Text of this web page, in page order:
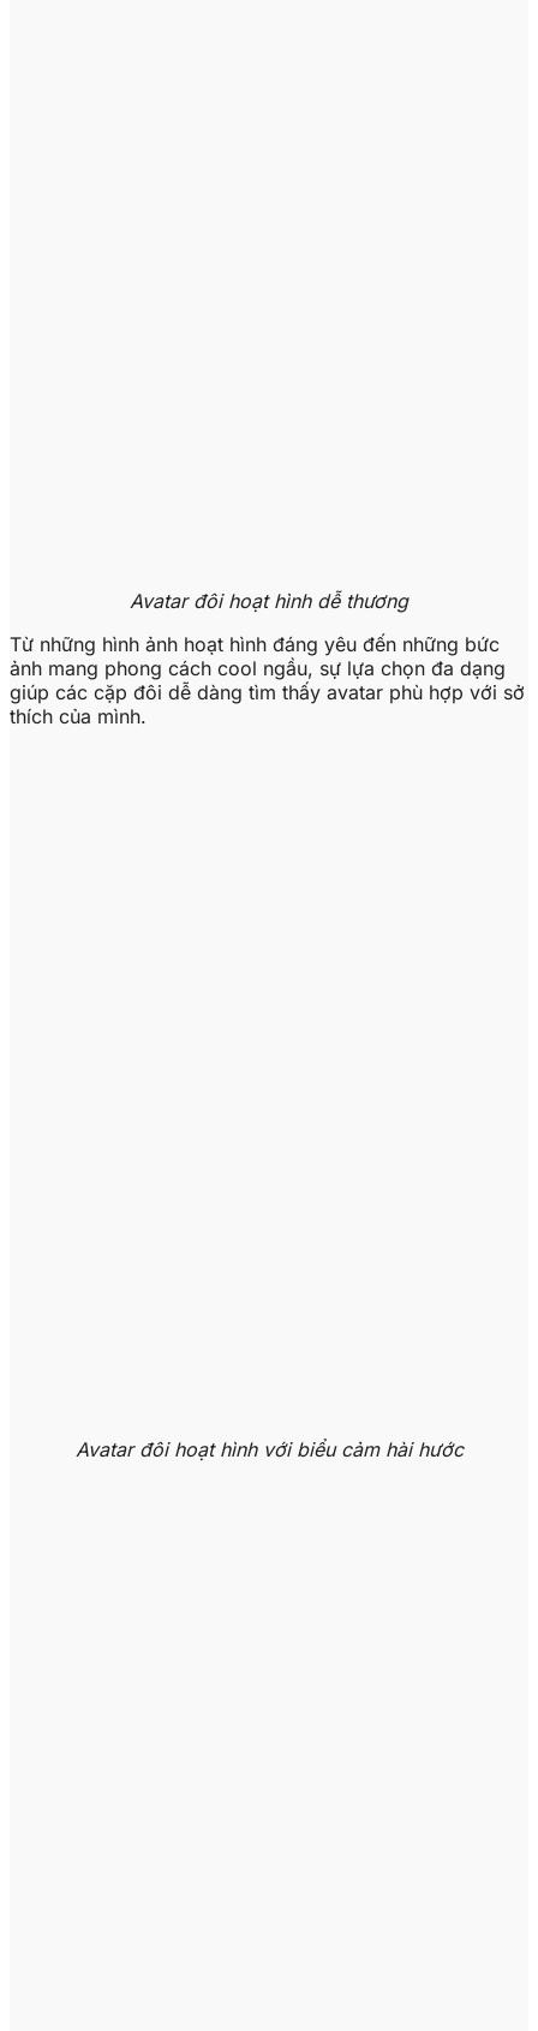
Avatar đôi hoạt hình dễ thương
Từ những hình ảnh hoạt hình đáng yêu đến những bức
ảnh mang phong cách cool ngầu, sự lựa chọn đa dạng
giúp các cặp đôi dễ dàng tìm thấy avatar phù hợp với sở
thích của mình.
Avatar đôi hoạt hình với biểu cảm hài hước